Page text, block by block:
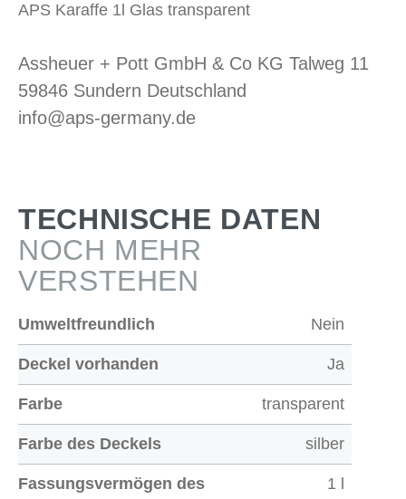
APS Karaffe 1l Glas transparent
Assheuer + Pott GmbH & Co KG Talweg 11
59846 Sundern Deutschland
info@aps-germany.de
TECHNISCHE DATEN
NOCH MEHR
VERSTEHEN
Umweltfreundlich Nein
Deckel vorhanden Ja
Farbe transparent
Farbe des Deckels silber
Fassungsvermögen des
1 l